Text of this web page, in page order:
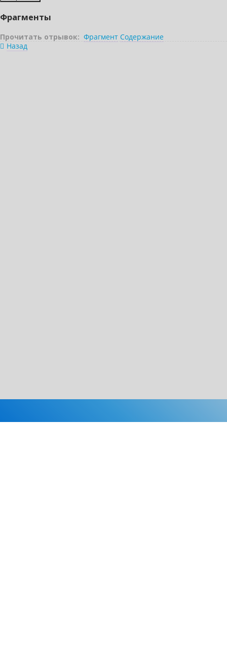
Фрагменты
Прочитать отрывок: Фрагмент Содержание
Назад